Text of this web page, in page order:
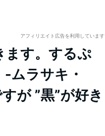
アフィリエイト広告を利用しています
ます。するぷ
ムラサキ・
が ”黒”が好き